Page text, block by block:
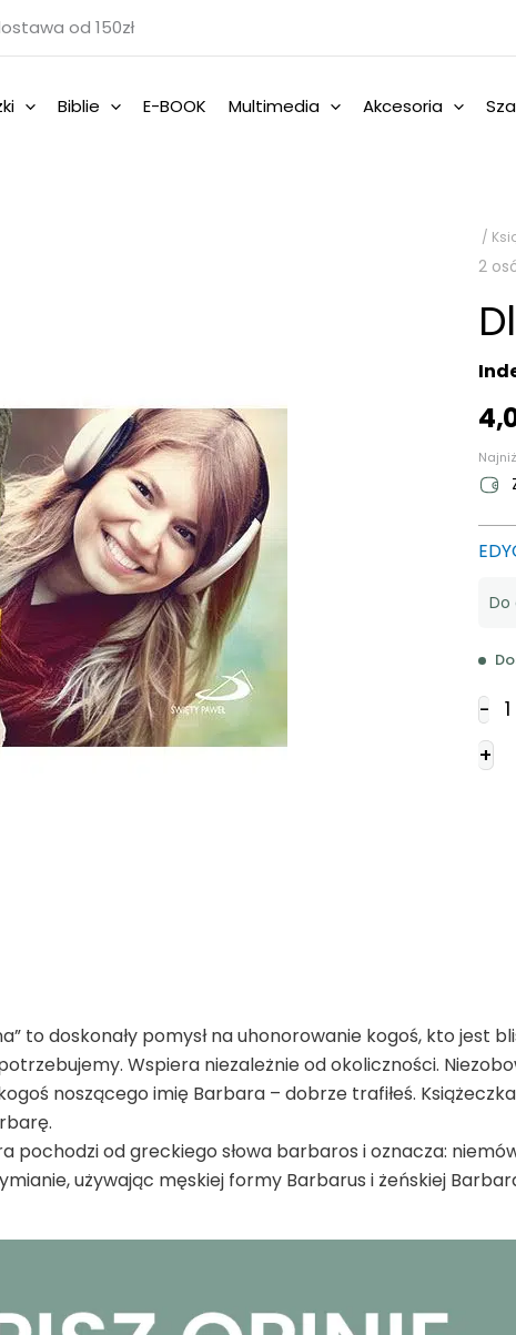
od 150zł
Biblie E-BOOK Multimedia Akcesoria
/
2
Do
- Dla
+
to doskonały pomysł na uhonorowanie kogoś, kto jest
Wspiera niezależnie od okoliczności.
noszącego imię Barbara – dobrze trafiłeś.
pochodzi od greckiego słowa barbaros i oznacza:
używając męskiej formy Barbarus i żeńskiej